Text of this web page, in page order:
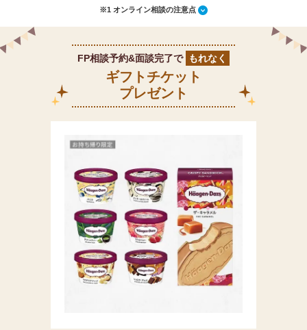
※1 オンライン相談の注意点
FP相談予約&面談完了で もれなく
ギフトチケット
プレゼント